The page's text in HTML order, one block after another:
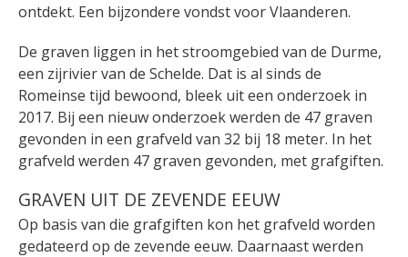
ontdekt. Een bijzondere vondst voor Vlaanderen.
De graven liggen in het stroomgebied van de Durme,
een zijrivier van de Schelde. Dat is al sinds de
Romeinse tijd bewoond, bleek uit een onderzoek in
2017. Bij een nieuw onderzoek werden de 47 graven
gevonden in een grafveld van 32 bij 18 meter. In het
grafveld werden 47 graven gevonden, met grafgiften.
GRAVEN UIT DE ZEVENDE EEUW
Op basis van die grafgiften kon het grafveld worden
gedateerd op de zevende eeuw. Daarnaast werden